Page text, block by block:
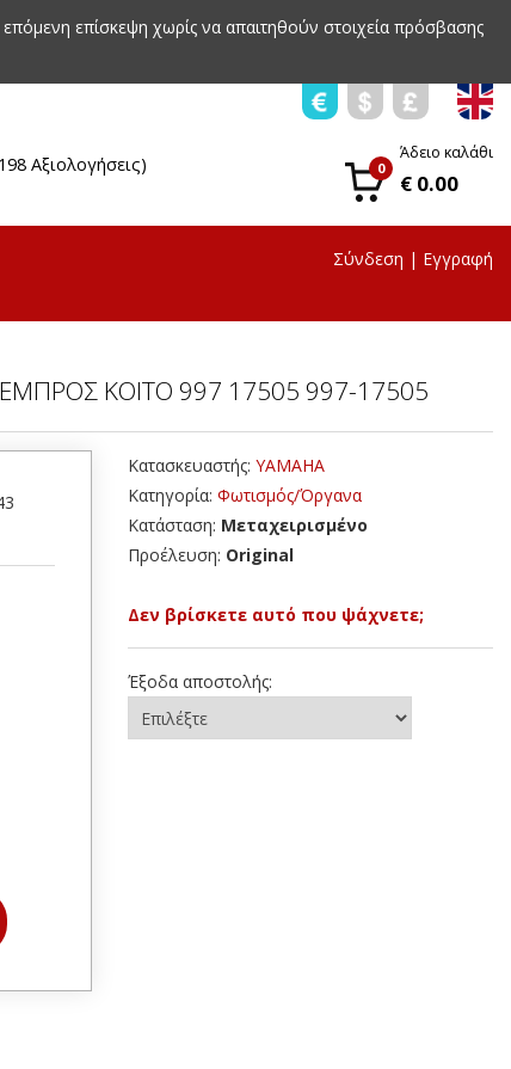
επίσκεψη χωρίς να απαιτηθούν στοιχεία πρόσβασης
Αξιολογήσεις) 0
Άδειο καλάθι
€ 0.00
Σύνδεση | Εγγραφή
KOITO 997 17505 997-17505
Κατασκευαστής: YAMAHA
Κατηγορία: Φωτισμός/Όργανα
Κατάσταση: Μεταχειρισμένο
Προέλευση: Original
Δεν βρίσκετε αυτό που ψάχνετε;
Έξοδα αποστολής: